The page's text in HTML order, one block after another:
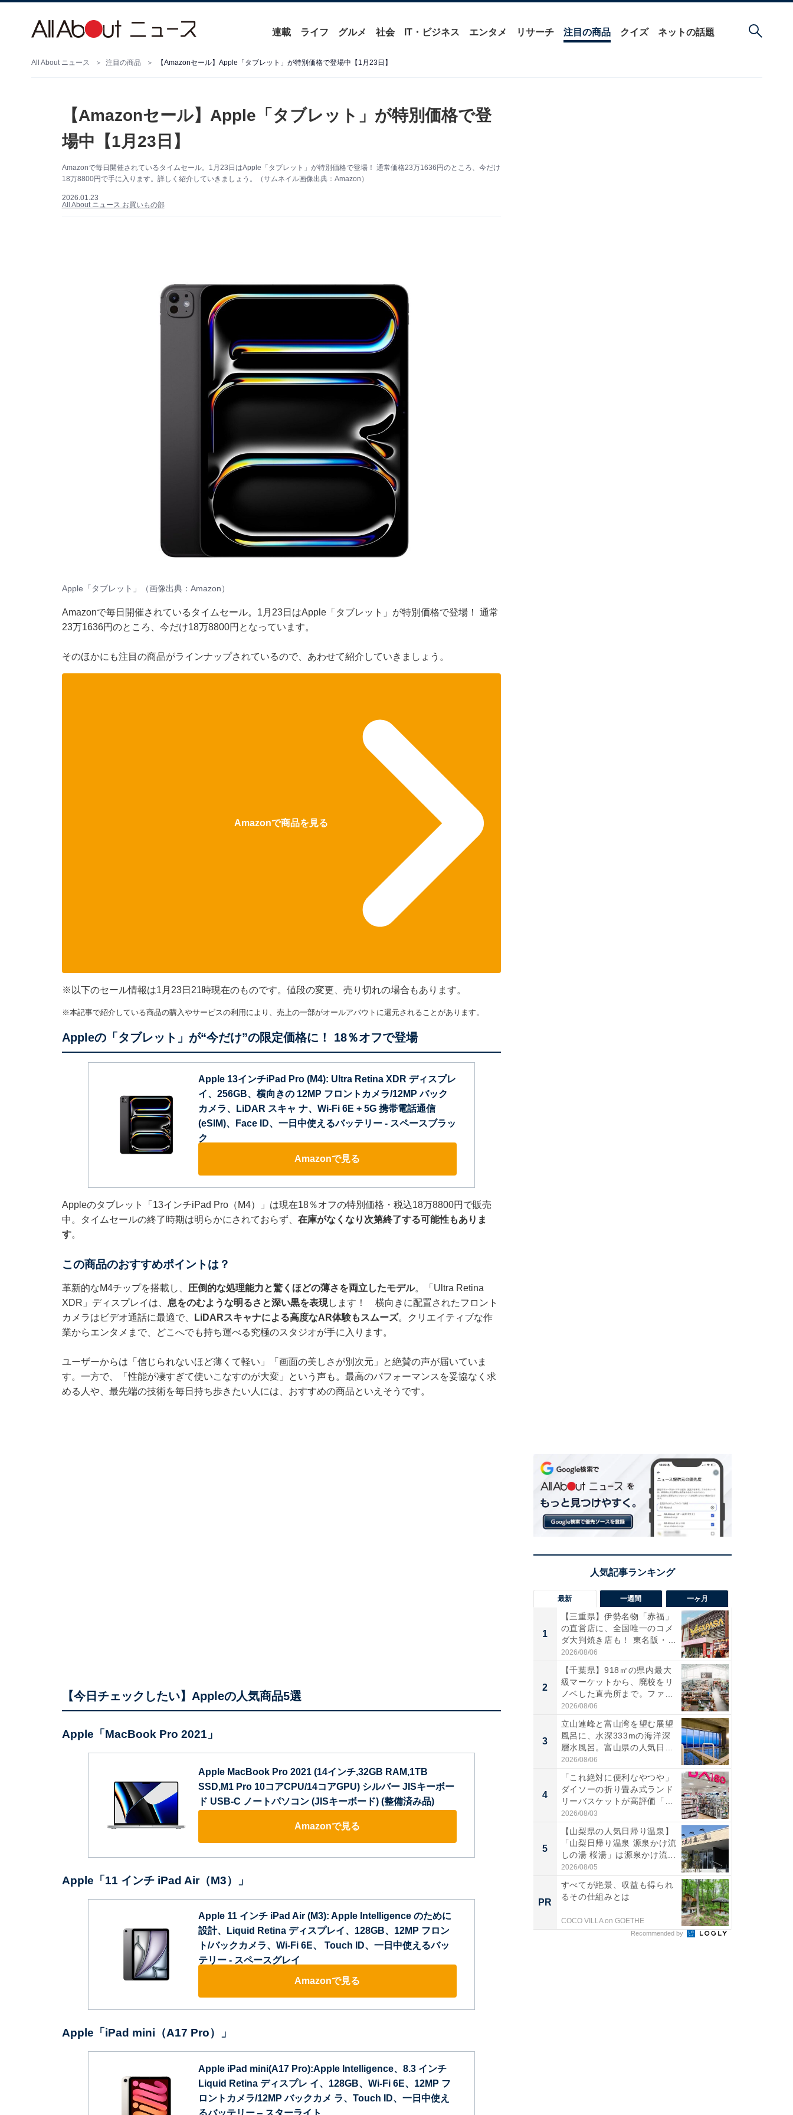
連載 ライフ グルメ 社会 IT・ビジネス エンタメ リサーチ 注目の商品 クイズ ネットの話題
All About ニュース 注目の商品 【Amazonセール】Apple「タブレット」が特別価格で登場中【1月23日】
【Amazonセール】Apple「タブレット」が特別価格で登
場中【1月23日】
Amazonで毎日開催されているタイムセール。1月23日はApple「タブレット」が特別価格で登場！ 通常価格23万1636円のところ、今だけ
18万8800円で手に入ります。詳しく紹介していきましょう。（サムネイル画像出典：Amazon）
2026.01.23
All About ニュース お買いもの部
Apple「タブレット」（画像出典：Amazon）
Amazonで毎日開催されているタイムセール。1月23日はApple「タブレット」が特別価格で登場！ 通常
23万1636円のところ、今だけ18万8800円となっています。
そのほかにも注目の商品がラインナップされているので、あわせて紹介していきましょう。
Amazonで商品を見る
※以下のセール情報は1月23日21時現在のものです。値段の変更、売り切れの場合もあります。
※本記事で紹介している商品の購入やサービスの利用により、売上の一部がオールアバウトに還元されることがあります。
Appleの「タブレット」が“今だけ”の限定価格に！ 18％オフで登場
Apple 13インチiPad Pro (M4): Ultra Retina XDR ディスプレ
イ、256GB、横向きの 12MP フロントカメラ/12MP バック
カメラ、LiDAR スキャ ナ、Wi-Fi 6E + 5G 携帯電話通信
(eSIM)、Face ID、一日中使えるバッテリー - スペースブラッ
ク
Amazonで見る
Appleのタブレット「13インチiPad Pro（M4）」は現在18％オフの特別価格・税込18万8800円で販売
中。タイムセールの終了時期は明らかにされておらず、 在庫がなくなり次第終了する可能性もありま
す。
この商品のおすすめポイントは？
革新的なM4チップを搭載し、 圧倒的な処理能力と驚くほどの薄さを両立したモデル。「Ultra Retina
XDR」ディスプレイは、 息をのむような明るさと深い黒を表現します！ 横向きに配置されたフロント
カメラはビデオ通話に最適で、
LiDARスキャナによる高度なAR体験もスムーズ。クリエイティブな作
業からエンタメまで、どこへでも持ち運べる究極のスタジオが手に入ります。
ユーザーからは「信じられないほど薄くて軽い」「画面の美しさが別次元」と絶賛の声が届いていま
す。一方で、「性能が凄すぎて使いこなすのが大変」という声も。最高のパフォーマンスを妥協なく求
める人や、最先端の技術を毎日持ち歩きたい人には、おすすめの商品といえそうです。
【今日チェックしたい】Appleの人気商品5選
Apple「MacBook Pro 2021」
Apple MacBook Pro 2021 (14インチ,32GB RAM,1TB
SSD,M1 Pro 10コアCPU/14コアGPU) シルバー JISキーボー
ド USB-C ノートパソコン (JISキーボード) (整備済み品)
Amazonで見る
Apple「11 インチ iPad Air（M3）」
Apple 11 インチ iPad Air (M3): Apple Intelligence のために
設計、Liquid Retina ディスプレイ、128GB、12MP フロン
ト/バックカメラ、Wi-Fi 6E、 Touch ID、一日中使えるバッ
テリー - スペースグレイ
Amazonで見る
Apple「iPad mini（A17 Pro）」
Apple iPad mini(A17 Pro):Apple Intelligence、8.3 インチ
Liquid Retina ディスプレ イ、128GB、Wi-Fi 6E、12MP フ
ロントカメラ/12MP バックカメ ラ、Touch ID、一日中使え
るバッテリー ‒ スターライト
最新 一週間 一ヶ月
1
【三重県】伊勢名物「赤福」
の直営店に、全国唯一のコメ
ダ大判焼き店も！ 東名阪・
伊...
2026/08/06
2
【千葉県】918㎡の県内最大
級マーケットから、廃校をリ
ノベした直売所まで。ファ
ー...
2026/08/06
3
立山連峰と富山湾を望む展望
風呂に、水深333mの海洋深
層水風呂。富山県の人気日
帰...
2026/08/06
4
「これ絶対に便利なやつや」
ダイソーの折り畳み式ランド
リーバスケットが高評価「使
わ...
2026/08/03
5
【山梨県の人気日帰り温泉】
「山梨日帰り温泉 源泉かけ流
しの湯 桜湯」は源泉かけ流...
2026/08/05
PR
すべてが絶景、収益も得られ
るその仕組みとは
COCO VILLA on GOETHE
Recommended by